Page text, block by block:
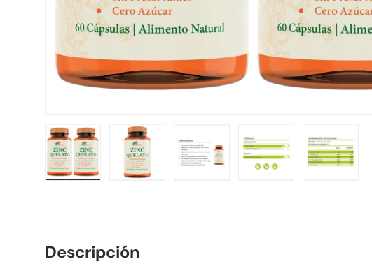
Descripción